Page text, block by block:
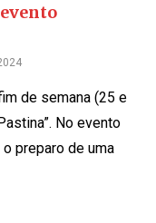
de semana (25 e
No evento
preparo de uma